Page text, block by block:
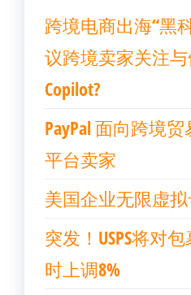
跨境电商出海“黑
议跨境卖家关注与
Copilot?
PayPal 面向跨境贸
平台卖家
美国企业无限虚
突发！USPS将对
时上调8%